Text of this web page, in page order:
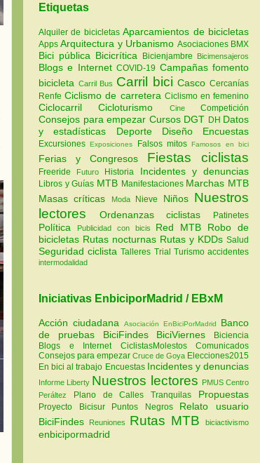
Etiquetas
Alquiler de bicicletasAparcamientos de bicicletas
AppsArquitectura y Urbanismo Asociaciones BMX
Bici pública Bicicrítica Bicienjambre Bicimensajeros
Blogs e InternetCOVID-19 Campañas fomento
bicicleta Carril Bus Carril biciCascoCercanías
RenfeCiclismo de carretera Ciclismo en femenino
CiclocarrilCicloturismo CineCompetición
Consejos para empezar Cursos DGT DH Datos
y estadísticas Deporte Diseño Encuestas
ExcursionesExposiciones Falsos mitosFamosos en bici
Ferias y Congresos Fiestas ciclistas
Freeride Futuro Historia Incidentes y denuncias
Libros y Guías MTB Manifestaciones Marchas MTB
Masas críticas
Moda Nieve Niños Nuestros
lectores
Ordenanzas ciclistas Patinetes
Política Publicidad con bicis Red MTB Robo de
bicicletas Rutas nocturnas Rutas y KDDs Salud
Seguridad ciclistaTalleres Trial Turismoaccidentes
intermodalidad
Iniciativas EnbiciporMadrid / EBxM
Acción ciudadana Asociación EnBiciPorMadrid
Banco
de pruebas
BiciFindes BiciViernes
Biciencia
Blogs e Internet
CiclistasMolestos
Comunicados
Consejos para empezar Cruce de Goya Elecciones2015
En bici al trabajo Encuestas Incidentes y denuncias
Informe Liberty Nuestros lectores
PMUS Centro
Peráltez
Plano de Calles Tranquilas Propuestas
Proyecto Bicisur Puntos Negros
Relato usuario
BiciFindes
Reuniones Rutas MTB biciactivismo
enbicipormadrid